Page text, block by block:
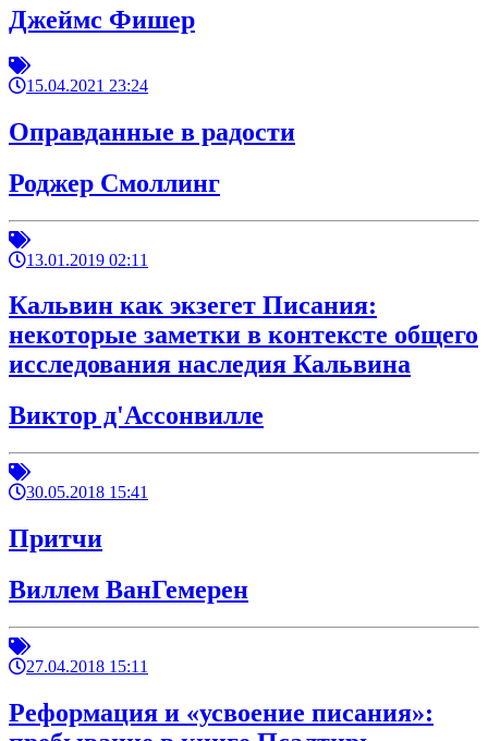
Джеймс Фишер
15.04.2021 23:24
Оправданные в радости
Роджер Смоллинг
13.01.2019 02:11
Кальвин как экзегет Писания:
некоторые заметки в контексте общего
исследования наследия Кальвина
Виктор д'Ассонвилле
30.05.2018 15:41
Притчи
Виллем ВанГемерен
27.04.2018 15:11
Реформация и «усвоение писания»: